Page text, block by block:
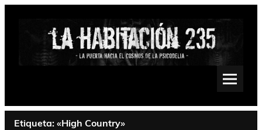
Saltar
Psychedelic, Stoner, Doom, Sludge, Fuzz, Space, Drone
Etiqueta: «High Country»